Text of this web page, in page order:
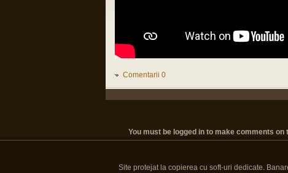
Comentarii 0
You must be logged in to make comments
Site protejat la copierea cu soft-uri dedicate.